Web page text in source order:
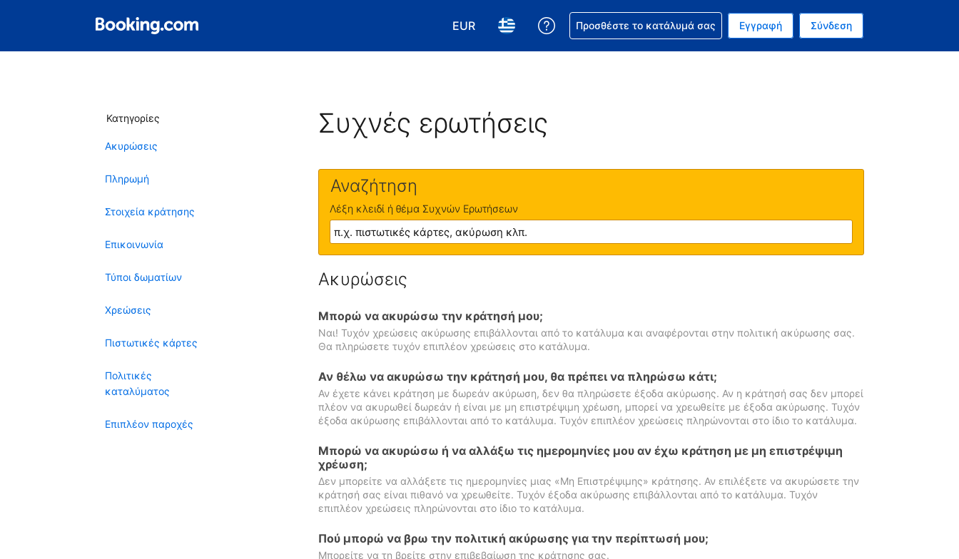
EUR
Επιλέξτε το νόμισμά σας. Το τωρινό σας νόμισμα είναι Ευρώ
Επιλέξτε τη γλώσσα σας. Η τωρινή σας γλώσσα είναι τα Ελληνικά
Βοήθεια για την κράτησή σας
Προσθέστε το κατάλυμά σας Εγγραφή Σύνδεση
Κατηγορίες
Ακυρώσεις
Πληρωμή
Στοιχεία κράτησης
Επικοινωνία
Τύποι δωματίων
Χρεώσεις
Πιστωτικές κάρτες
Πολιτικές
καταλύματος
Επιπλέον παροχές
Συχνές ερωτήσεις
Αναζήτηση
Λέξη κλειδί ή θέμα Συχνών Ερωτήσεων
Ακυρώσεις
Μπορώ να ακυρώσω την κράτησή μου;
Ναι! Τυχόν χρεώσεις ακύρωσης επιβάλλονται από το κατάλυμα και αναφέρονται στην πολιτική ακύρωσης σας.
Θα πληρώσετε τυχόν επιπλέον χρεώσεις στο κατάλυμα.
Αν θέλω να ακυρώσω την κράτησή μου, θα πρέπει να πληρώσω κάτι;
Αν έχετε κάνει κράτηση με δωρεάν ακύρωση, δεν θα πληρώσετε έξοδα ακύρωσης. Αν η κράτησή σας δεν μπορεί
πλέον να ακυρωθεί δωρεάν ή είναι με μη επιστρέψιμη χρέωση, μπορεί να χρεωθείτε με έξοδα ακύρωσης. Τυχόν
έξοδα ακύρωσης επιβάλλονται από το κατάλυμα. Τυχόν επιπλέον χρεώσεις πληρώνονται στο ίδιο το κατάλυμα.
Μπορώ να ακυρώσω ή να αλλάξω τις ημερομηνίες μου αν έχω κράτηση με μη επιστρέψιμη
χρέωση;
Δεν μπορείτε να αλλάξετε τις ημερομηνίες μιας «Μη Επιστρέψιμης» κράτησης. Αν επιλέξετε να ακυρώσετε την
κράτησή σας είναι πιθανό να χρεωθείτε. Τυχόν έξοδα ακύρωσης επιβάλλονται από το κατάλυμα. Τυχόν
επιπλέον χρεώσεις πληρώνονται στο ίδιο το κατάλυμα.
Πού μπορώ να βρω την πολιτική ακύρωσης για την περίπτωσή μου;
Μπορείτε να τη βρείτε στην επιβεβαίωση της κράτησης σας.